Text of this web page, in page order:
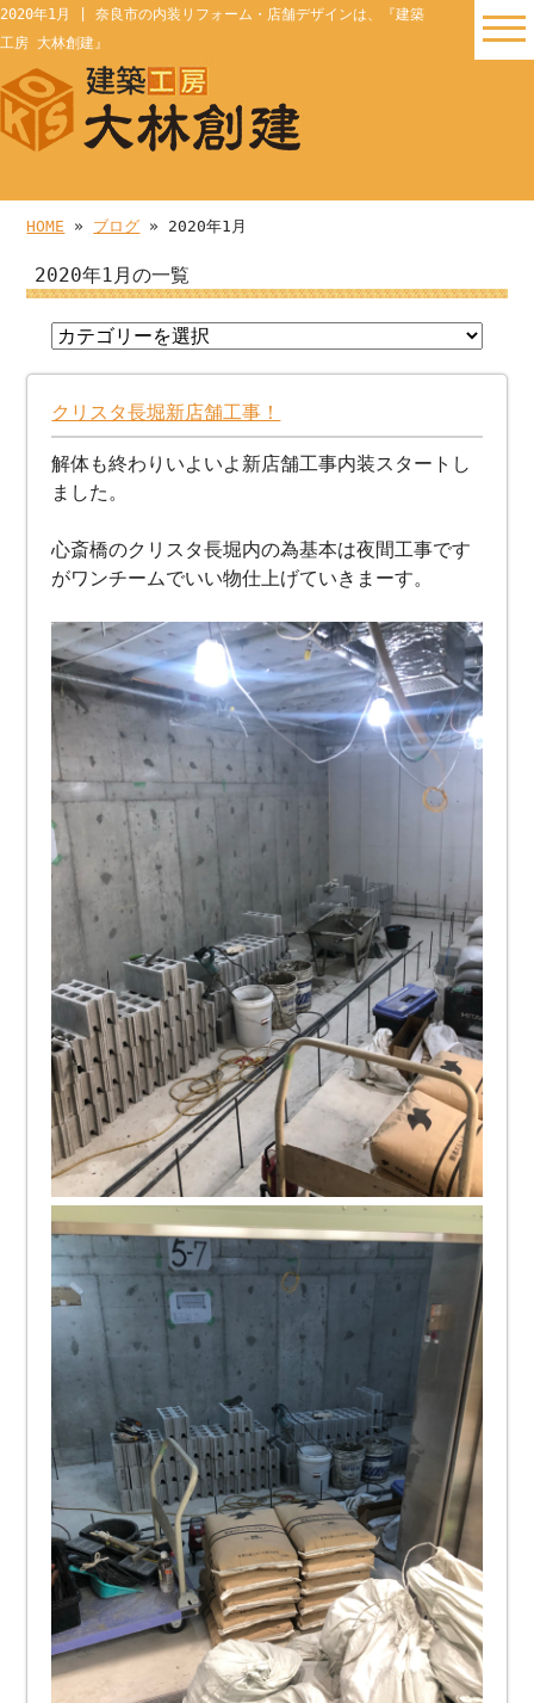
2020年1月 | 奈良市の内装リフォーム・店舗デザインは、『建築
工房 大林創建』
HOME » ブログ » 2020年1月
2020年1月の一覧
クリスタ長堀新店舗工事！
解体も終わりいよいよ新店舗工事内装スタートし
ました。
心斎橋のクリスタ長堀内の為基本は夜間工事です
がワンチームでいい物仕上げていきまーす。